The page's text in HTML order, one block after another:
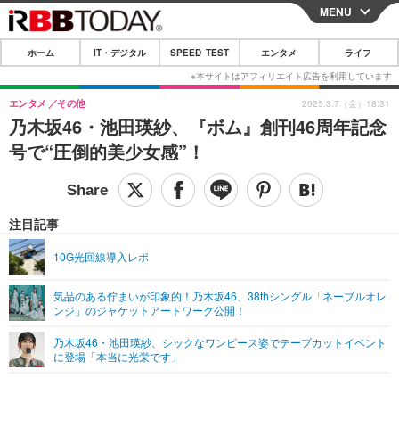
CLOSE
ホーム
IT・デジタル
IT・デジタルTOP スマートフォン
ショッピング その他
SPEED TEST
エンタメTOP 映画・ドラマ
グラビア
ショッピング その他
ライフTOP
その他
リリース一覧
プッシュ通知の停止方法
MENU
ホーム IT・デジタル SPEED TEST エンタメ ライフ
乃木坂46・池田瑛紗、『ボム』創刊46周年記念
号で“圧倒的美少女感”！
エンタメ その他
注目記事
10G光回線導入レポ
気品のある佇まいが印象的！乃木坂46、38thシングル「ネーブルオレ
ンジ」のジャケットアートワーク公開！
乃木坂46・池田瑛紗、シックなワンピース姿でテープカットイベント
に登場「本当に光栄です」
2025.3.7（金）18:31